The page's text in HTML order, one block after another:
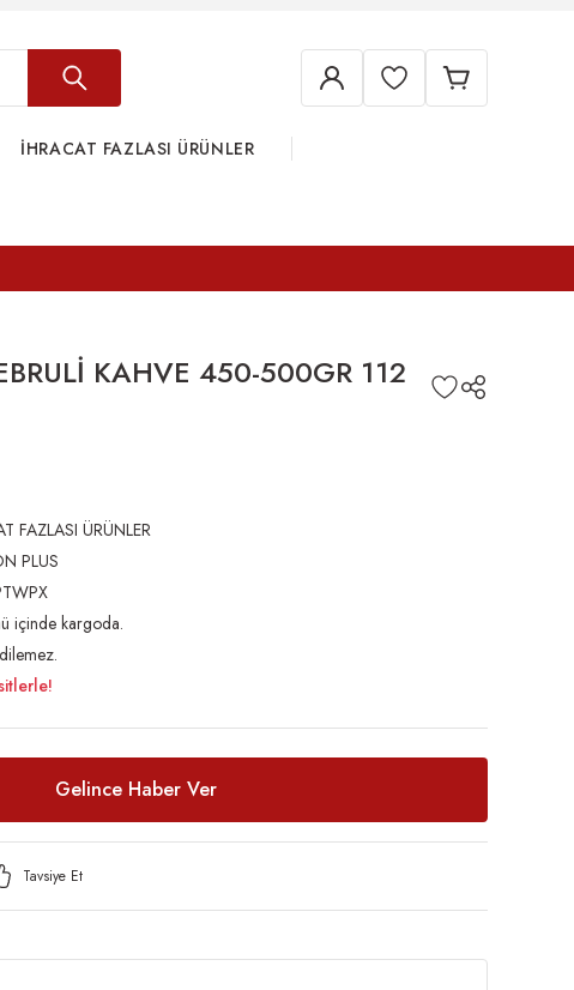
İHRACAT FAZLASI ÜRÜNLER
KAHVE 450-500GR 112
FAZLASI ÜRÜNLER
PLUS
içinde kargoda.
Gelince Haber Ver
Tavsiye Et